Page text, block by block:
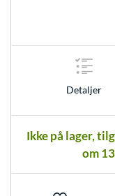
Detaljer
Ikke på lager,
om